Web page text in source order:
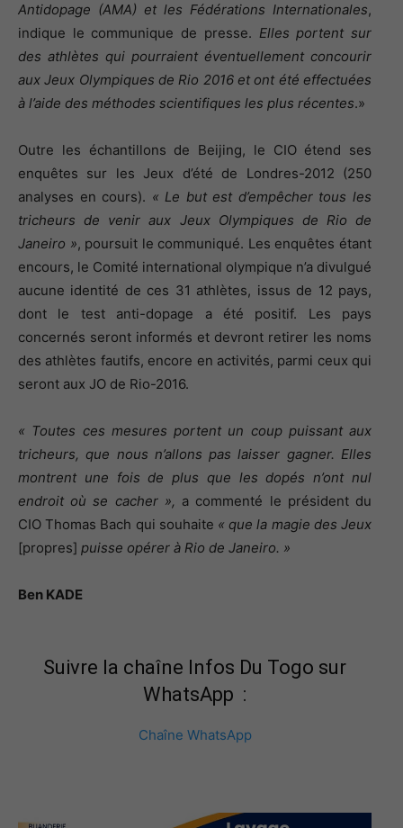
Antidopage (AMA) et les Fédérations Internationales,
indique le communique de presse. Elles portent sur
des athlètes qui pourraient éventuellement concourir
aux Jeux Olympiques de Rio 2016 et ont été effectuées
à l’aide des méthodes scientifiques les plus récentes.»
Outre les échantillons de Beijing, le CIO étend ses
enquêtes sur les Jeux d’été de Londres-2012 (250
analyses en cours). « Le but est d’empêcher tous les
tricheurs de venir aux Jeux Olympiques de Rio de
Janeiro », poursuit le communiqué. Les enquêtes étant
encours, le Comité international olympique n’a divulgué
aucune identité de ces 31 athlètes, issus de 12 pays,
dont le test anti-dopage a été positif. Les pays
concernés seront informés et devront retirer les noms
des athlètes fautifs, encore en activités, parmi ceux qui
seront aux JO de Rio-2016.
« Toutes ces mesures portent un coup puissant aux
tricheurs, que nous n’allons pas laisser gagner. Elles
montrent une fois de plus que les dopés n’ont nul
endroit où se cacher », a commenté le président du
CIO Thomas Bach qui souhaite « que la magie des Jeux
[propres] puisse opérer à Rio de Janeiro. »
Ben KADE
Suivre la chaîne Infos Du Togo sur
WhatsApp :
Chaîne WhatsApp